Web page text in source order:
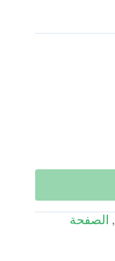
, الصفحة